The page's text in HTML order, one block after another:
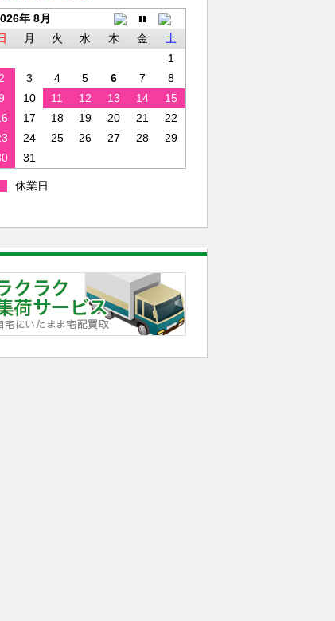
年 8月
月 火 水 木 金
土
1
3 4 5 6 7
8
10 11 12 13 14
15
17 18 19 20 21
22
24 25 26 27 28
29
31
休業日